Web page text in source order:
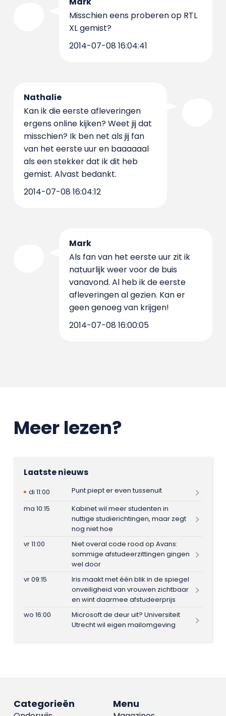
Misschien eens proberen op RTL
XL gemist?
2014-07-08 16:04:41
Nathalie
Kan ik die eerste afleveringen
ergens online kijken? Weet jij dat
misschien? Ik ben net als jij fan
van het eerste uur en baaaaaal
als een stekker dat ik dit heb
gemist. Alvast bedankt.
2014-07-08 16:04:12
Mark
Als fan van het eerste uur zit ik
natuurlijk weer voor de buis
vanavond. Al heb ik de eerste
afleveringen al gezien. Kan er
geen genoeg van krijgen!
2014-07-08 16:00:05
Meer lezen?
Laatste nieuws
di 11:00
Punt piept er even tussenuit
ma 10:15
Kabinet wil meer studenten in
nuttige studierichtingen, maar zegt
nog niet hoe
vr 11:00
Niet overal code rood op Avans:
sommige afstudeerzittingen gingen
wel door
vr 09:15
Iris maakt met één blik in de spiegel
onveiligheid van vrouwen zichtbaar
en wint daarmee afstudeerprijs
wo 16:00
Microsoft de deur uit? Universiteit
Utrecht wil eigen mailomgeving
Menu
Categorieën